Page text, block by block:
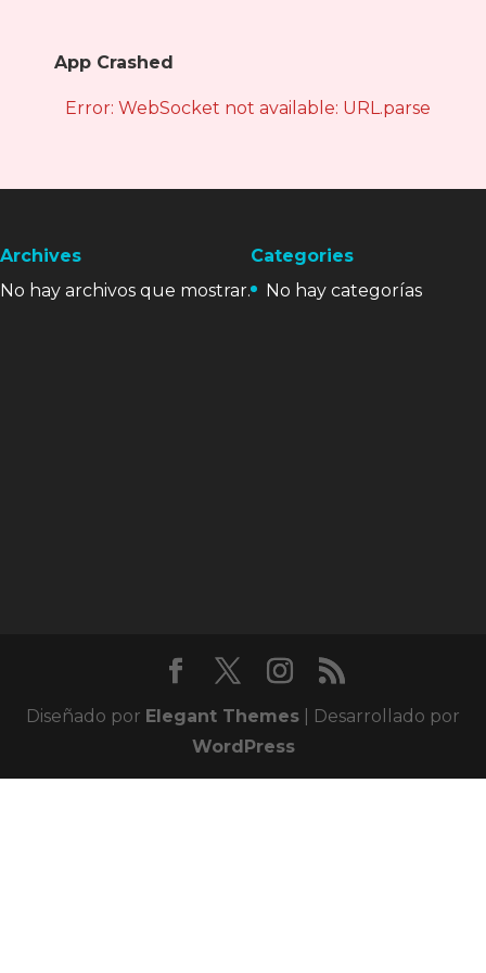
App Crashed
Error: WebSocket not available: URL.parse is
Archives
No hay archivos que mostrar.
Categories
No hay categorías
Diseñado por Elegant Themes | Desarrollado por
WordPress